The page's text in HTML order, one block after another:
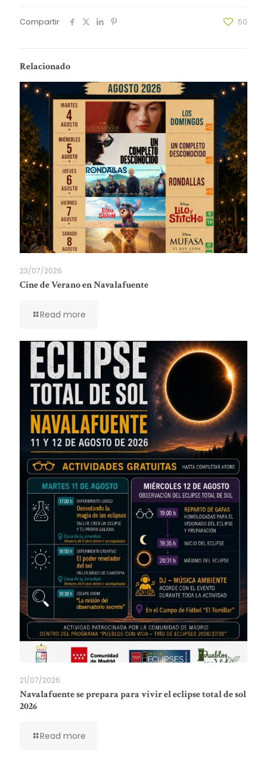
Compartir 50
Relacionado
23/07/2026
Cine de Verano en Navalafuente
Read more
21/07/2026
Navalafuente se prepara para vivir el eclipse total de sol
2026
Read more